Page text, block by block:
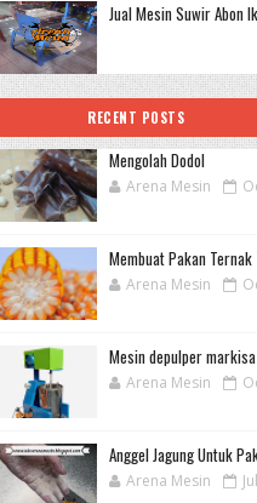
Jual Mesin Suwir Abon
RECENT POSTS
Mengolah Dodol
Arena Mesin
Membuat Pakan
Arena Mesin
Mesin depulper
Arena Mesin
Anggel Jagung Untuk
Arena Mesin